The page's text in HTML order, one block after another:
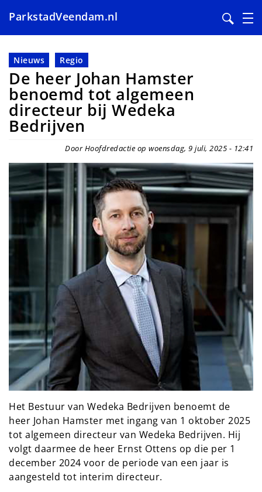
en
naar
de
inhoud
gaan
ParkstadVeendam.nl
Nieuws Regio
De heer Johan Hamster
benoemd tot algemeen
directeur bij Wedeka
Bedrijven
Door Hoofdredactie op woensdag, 9 juli, 2025 - 12:41
Het Bestuur van Wedeka Bedrijven benoemt de
heer Johan Hamster met ingang van 1 oktober 2025
tot algemeen directeur van Wedeka Bedrijven. Hij
volgt daarmee de heer Ernst Ottens op die per 1
december 2024 voor de periode van een jaar is
aangesteld tot interim directeur.